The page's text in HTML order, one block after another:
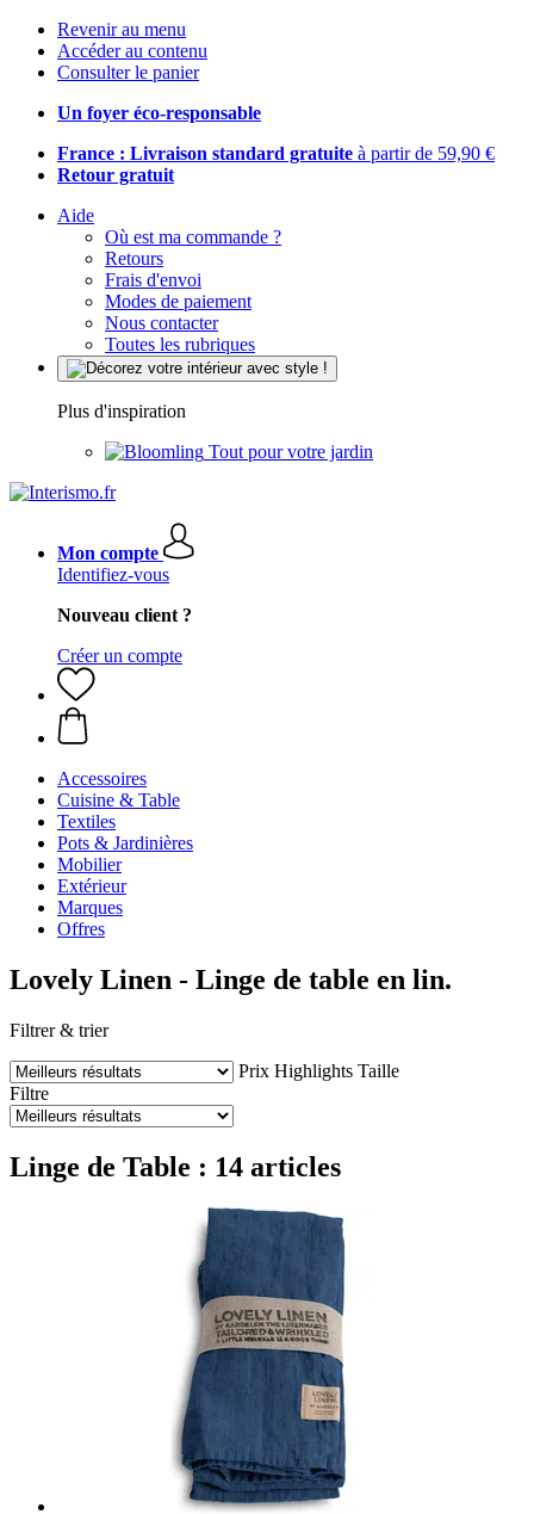
Revenir au menu
Accéder au contenu
Consulter le panier
Un foyer éco-responsable
France : Livraison standard gratuite à partir de 59,90 €
Retour gratuit
Aide
Où est ma commande ?
Retours
Frais d'envoi
Modes de paiement
Nous contacter
Toutes les rubriques
Plus d'inspiration
Tout pour votre jardin
Mon compte
Identifiez-vous
Nouveau client ?
Créer un compte
Accessoires
Cuisine & Table
Textiles
Pots & Jardinières
Mobilier
Extérieur
Marques
Offres
Lovely Linen - Linge de table en lin.
Filtrer & trier
Prix Highlights Taille
Filtre
Linge de Table : 14 articles